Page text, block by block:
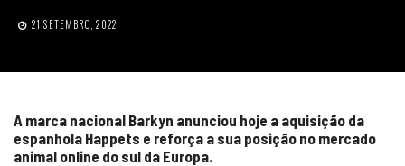
21 SETEMBRO, 2022
A marca nacional Barkyn anunciou hoje a aquisição da
espanhola Happets e reforça a sua posição no mercado
animal online do sul da Europa.